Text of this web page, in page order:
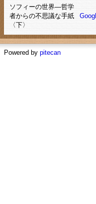
ソフィーの世界―哲学
者からの不思議な手紙
〈下〉
Powered by pitecan